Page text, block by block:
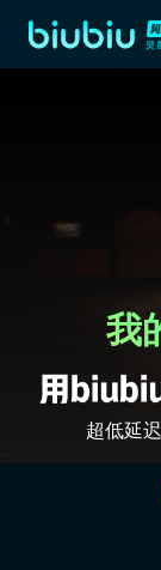
我
超低延